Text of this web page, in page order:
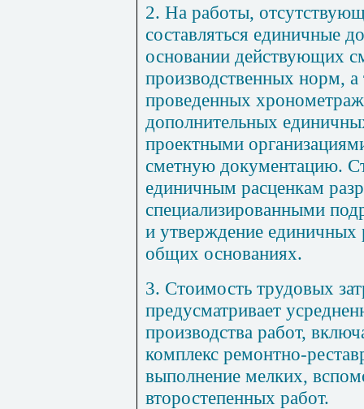
2. На работы,
составляться единичные
основании действующих
производственных норм, а
проведенных хронометраж
дополнительных
проектными
сметную документацию.
единичным расценкам
специализированными
и утверждение единичных
общих основаниях.
3. Стоимость трудовых
предусматривает
производства работ,
комплекс ремонтно-
выполнение мелких,
второстепенных работ.